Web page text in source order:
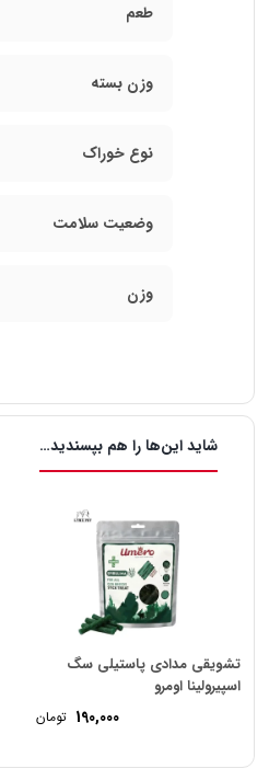
طعم
وزن بسته
نوع خوراک
وضعیت سلامت
وزن
شاید این‌ها را هم بپسندید…
تشویقی مدادی پاستیلی سگ
اسپیرولینا اومرو
190,000 تومان